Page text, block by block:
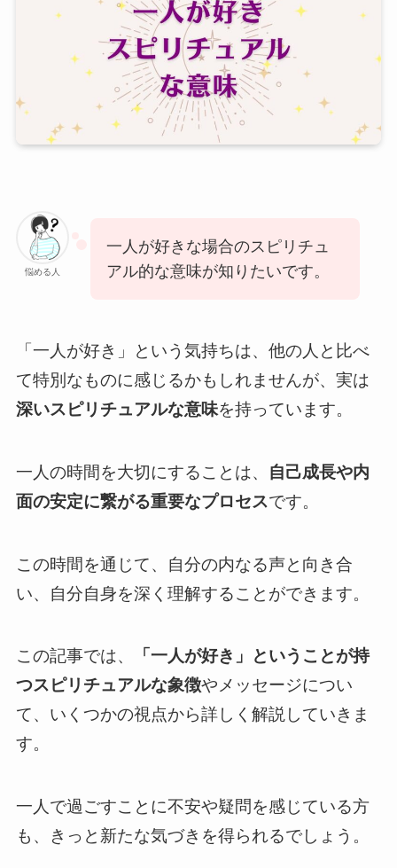
悩める人
一人が好きな場合のスピリチュ
アル的な意味が知りたいです。
「一人が好き」という気持ちは、他の人と比べ
て特別なものに感じるかもしれませんが、実は
深いスピリチュアルな意味を持っています。
一人の時間を大切にすることは、 自己成長や内
面の安定に繋がる重要なプロセスです。
この時間を通じて、自分の内なる声と向き合
い、自分自身を深く理解することができます。
この記事では、
「一人が好き」ということが持
つスピリチュアルな象徴やメッセージについ
て、いくつかの視点から詳しく解説していきま
す。
一人で過ごすことに不安や疑問を感じている方
も、きっと新たな気づきを得られるでしょう。